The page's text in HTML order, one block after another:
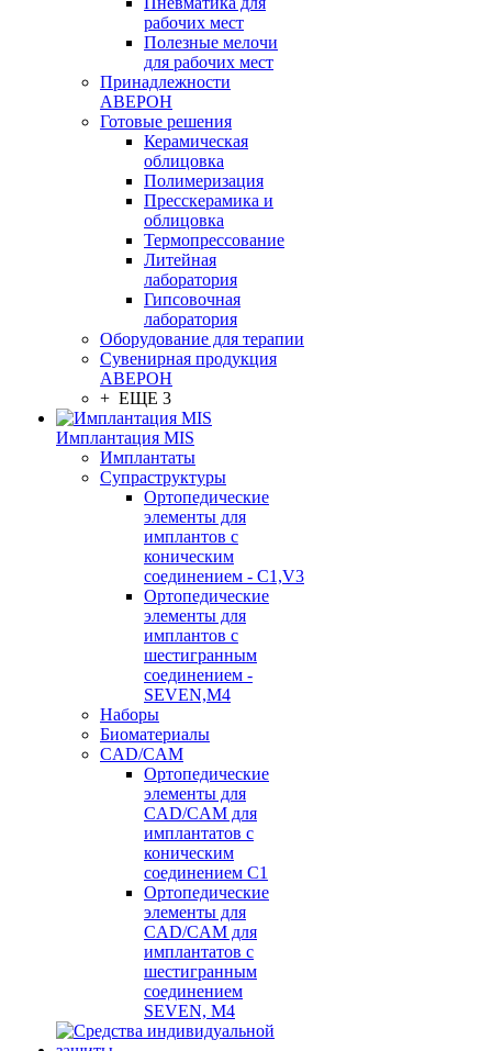
рабочих мест
Полезные мелочи
для рабочих мест
Принадлежности
АВЕРОН
Готовые решения
Керамическая
облицовка
Полимеризация
Пресскерамика и
облицовка
Термопрессование
Литейная
лаборатория
Гипсовочная
лаборатория
Оборудование для терапии
Сувенирная продукция
АВЕРОН
+ ЕЩЕ 3
Имплантация MIS
Имплантаты
Супраструктуры
Ортопедические
элементы для
имплантов с
коническим
соединением - C1,V3
Ортопедические
элементы для
имплантов с
шестигранным
соединением -
SEVEN,M4
Наборы
Биоматериалы
CAD/CAM
Ортопедические
элементы для
CAD/CAM для
имплантатов с
коническим
соединением С1
Ортопедические
элементы для
CAD/CAM для
имплантатов с
шестигранным
соединением
SEVEN, М4